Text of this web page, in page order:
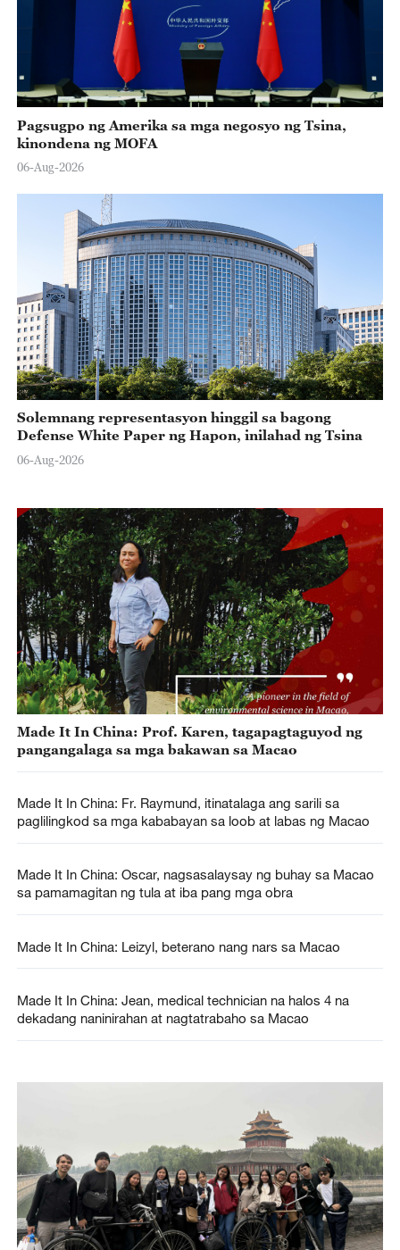
Pagsugpo ng Amerika sa mga negosyo ng Tsina,
kinondena ng MOFA
06-Aug-2026
Solemnang representasyon hinggil sa bagong
Defense White Paper ng Hapon, inilahad ng Tsina
06-Aug-2026
Made It In China: Prof. Karen, tagapagtaguyod ng
pangangalaga sa mga bakawan sa Macao
Made It In China: Fr. Raymund, itinatalaga ang sarili sa
paglilingkod sa mga kababayan sa loob at labas ng Macao
Made It In China: Oscar, nagsasalaysay ng buhay sa Macao
sa pamamagitan ng tula at iba pang mga obra
Made It In China: Leizyl, beterano nang nars sa Macao
Made It In China: Jean, medical technician na halos 4 na
dekadang naninirahan at nagtatrabaho sa Macao